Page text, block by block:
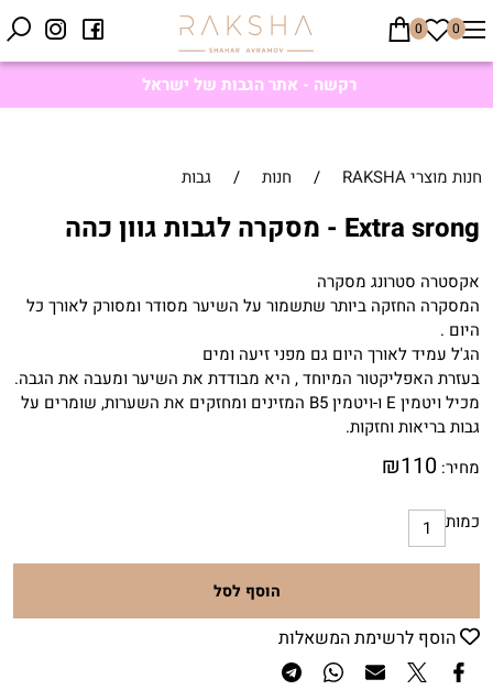
רקשה - אתר הגבות של ישראל
0
0
חנות מוצרי RAKSHA / חנות / גבות
Extra srong - מסקרה לגבות גוון כהה
אקסטרה סטרונג מסקרה
המסקרה החזקה ביותר שתשמור על השיער מסודר ומסורק לאורך כל
היום .
הג'ל עמיד לאורך היום גם מפני זיעה ומים
בעזרת האפליקטור המיוחד , היא מבודדת את השיער ומעבה את הגבה.
מכיל ויטמין E ו-ויטמיןB5 המזינים ומחזקים את השערות, שומרים על
גבות בריאות וחזקות.
מחיר:
₪110
כמות
הוסף לסל
הוסף לרשימת המשאלות